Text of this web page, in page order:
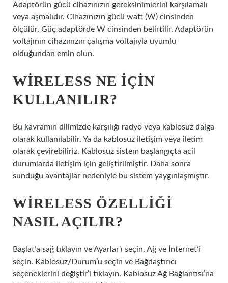
Adaptörün gücü cihazınızın gereksinimlerini karşılamalı
veya aşmalıdır. Cihazınızın gücü watt (W) cinsinden
ölçülür. Güç adaptörde W cinsinden belirtilir. Adaptörün
voltajının cihazınızın çalışma voltajıyla uyumlu
olduğundan emin olun.
WIRELESS NE IÇIN
KULLANILIR?
Bu kavramın dilimizde karşılığı radyo veya kablosuz dalga
olarak kullanılabilir. Ya da kablosuz iletişim veya iletim
olarak çevirebiliriz. Kablosuz sistem başlangıçta acil
durumlarda iletişim için geliştirilmiştir. Daha sonra
sunduğu avantajlar nedeniyle bu sistem yaygınlaşmıştır.
WIRELESS ÖZELLIĞI
NASIL AÇILIR?
Başlat’a sağ tıklayın ve Ayarlar’ı seçin. Ağ ve İnternet’i
seçin. Kablosuz/Durum’u seçin ve Bağdaştırıcı
seçeneklerini değiştir’i tıklayın. Kablosuz Ağ Bağlantısı’na